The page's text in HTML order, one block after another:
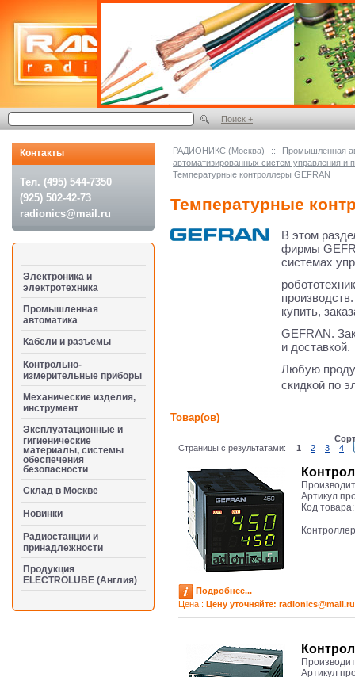
РАДИОНИКС (Москва) ::
Промышленная
автоматизированных систем управления
Температурные контроллеры GEFRAN
Температурные
В этом
фирмы
системах
купить,
GEFRAN.
и доставкой.
Любую
скидкой по
Товар(ов)
Страницы с результатами:
1 2 3 4
Артикул
Код
Подробнее...
Цена : Цену уточняйте: radioniсs@mail.ru
Артикул
Контакты
Тел. (495) 544-7350
(925) 502-42-73
radionics@mail.ru
Электроника и
электротехника
Промышленная
автоматика
Кабели и разъемы
Контрольно-
измерительные приборы
Механические изделия,
инструмент
Эксплуатационные и
гигиенические
материалы, системы
обеспечения
безопасности
Cклад в Москве
Новинки
Радиостанции и
принадлежности
Продукция
ELECTROLUBE (Англия)
Поиск +